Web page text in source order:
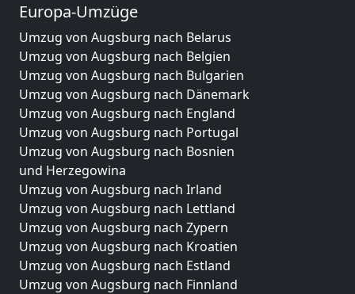
Europa-Umzüge
Umzug von Augsburg nach Belarus
Umzug von Augsburg nach Belgien
Umzug von Augsburg nach Bulgarien
Umzug von Augsburg nach Dänemark
Umzug von Augsburg nach England
Umzug von Augsburg nach Portugal
Umzug von Augsburg nach Bosnien
und Herzegowina
Umzug von Augsburg nach Irland
Umzug von Augsburg nach Lettland
Umzug von Augsburg nach Zypern
Umzug von Augsburg nach Kroatien
Umzug von Augsburg nach Estland
Umzug von Augsburg nach Finnland